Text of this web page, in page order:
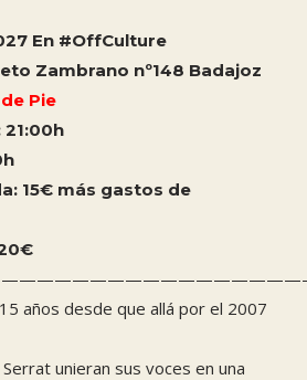
En #OffCulture
Zambrano nº148 Badajoz
Pie
15€ más gastos de
€
años desde que allá por el 2007
Serrat unieran sus voces en una